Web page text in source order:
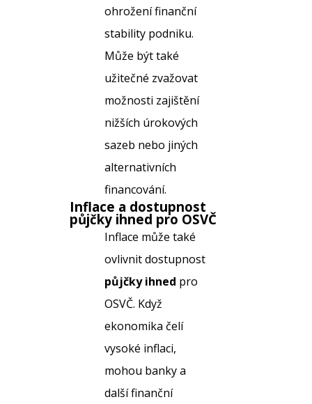
ohrožení finanční
stability podniku.
Může být také
užitečné zvažovat
možnosti zajištění
nižších úrokových
sazeb nebo jiných
alternativních
financování.
Inflace a dostupnost
půjčky ihned pro OSVČ
Inflace může také
ovlivnit dostupnost
půjčky ihned pro
OSVČ. Když
ekonomika čelí
vysoké inflaci,
mohou banky a
další finanční